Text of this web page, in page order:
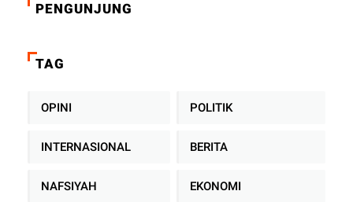
PENGUNJUNG
TAG
OPINI POLITIK
INTERNASIONAL BERITA
NAFSIYAH EKONOMI